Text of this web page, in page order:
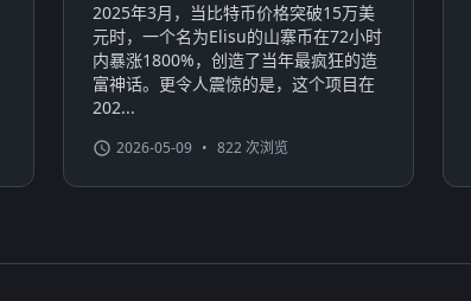
2025年3月，当比特币价格突破15万美
元时，一个名为Elisu的山寨币在72小时
内暴涨1800%，创造了当年最疯狂的造
富神话。更令人震惊的是，这个项目在
202...
2026-05-09 • 822 次浏览